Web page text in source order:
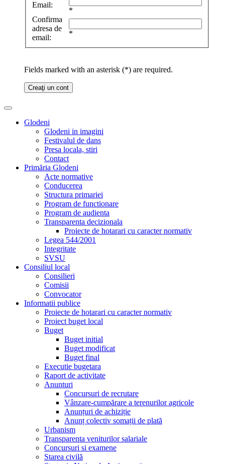
Email:
*
Confirma
adresa de
email:
*
Fields marked with an asterisk (*) are required.
Creaţi un cont
Glodeni
Glodeni in imagini
Festivalul de dans
Presa locala, stiri
Contact
Primăria Glodeni
Acte normative
Conducerea
Structura primariei
Program de functionare
Program de audienta
Transparenta decizionala
Proiecte de hotarari cu caracter normativ
Legea 544/2001
Integritate
SVSU
Consiliul local
Consilieri
Comisii
Convocator
Informatii publice
Proiecte de hotarari cu caracter normativ
Proiect buget local
Buget
Buget initial
Buget modificat
Buget final
Executie bugetara
Raport de activitate
Anunturi
Concursuri de recrutare
Vânzare-cumpărare a terenurilor agricole
Anunțuri de achiziție
Anunț colectiv somații de plată
Urbanism
Transparenta veniturilor salariale
Concursuri si examene
Starea civilă